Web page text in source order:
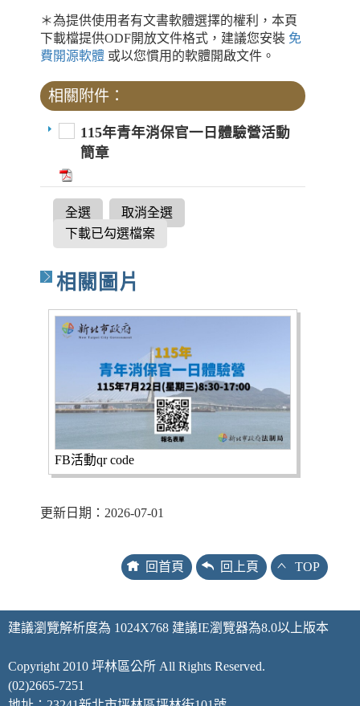
＊為提供使用者有文書軟體選擇的權利，本頁
下載檔提供ODF開放文件格式，建議您安裝 免
費開源軟體 或以您慣用的軟體開啟文件。
相關附件：
115年青年消保官一日體驗營活動
簡章
全選
取消全選
下載已勾選檔案
相關圖片
FB活動qr code
更新日期：2026-07-01
回首頁 回上頁 TOP
建議瀏覽解析度為 1024X768 建議IE瀏覽器為8.0以上版本
Copyright 2010 坪林區公所 All Rights Reserved.
(02)2665-7251